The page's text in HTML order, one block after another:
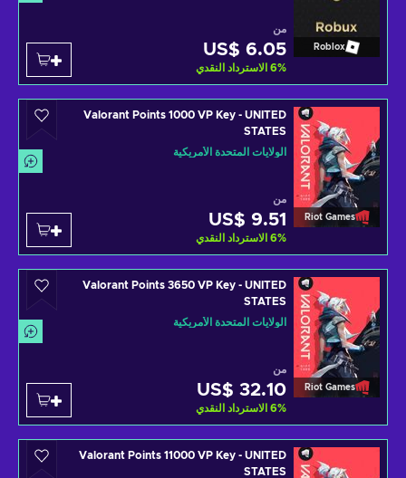
Roblox
من
US$ 6.05
6% الاسترداد النقدي
Riot Games
Valorant Points 1000 VP Key - UNITED
STATES
الولايات المتحدة الأمريكية
من
US$ 9.51
6% الاسترداد النقدي
Riot Games
Valorant Points 3650 VP Key - UNITED
STATES
الولايات المتحدة الأمريكية
من
US$ 32.10
6% الاسترداد النقدي
Valorant Points 11000 VP Key - UNITED
STATES